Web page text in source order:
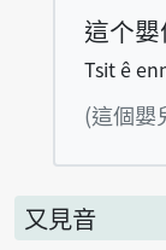
這个
Tsit ê
(這個嬰
又見音